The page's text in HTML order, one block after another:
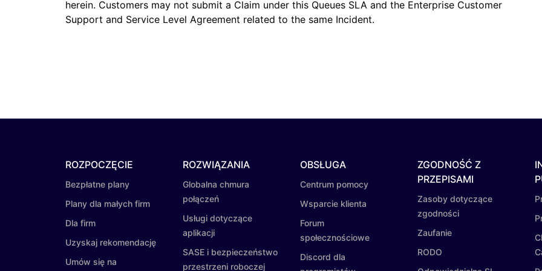
herein. Customers may not submit a Claim under this Queues SLA and the Enterprise Customer
Support and Service Level Agreement related to the same Incident.
ROZPOCZĘCIE
Bezpłatne plany
Plany dla małych firm
Dla firm
Uzyskaj rekomendację
Umów się na
ROZWIĄZANIA
Globalna chmura
połączeń
Usługi dotyczące
aplikacji
SASE i bezpieczeństwo
przestrzeni roboczej
OBSŁUGA
Centrum pomocy
Wsparcie klienta
Forum
społecznościowe
Discord dla
ZGODNOŚĆ Z
PRZEPISAMI
Zasoby dotyczące
zgodności
Zaufanie
RODO